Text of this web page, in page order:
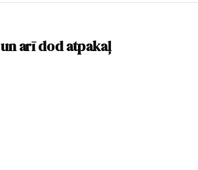
arī dod atpakaļ